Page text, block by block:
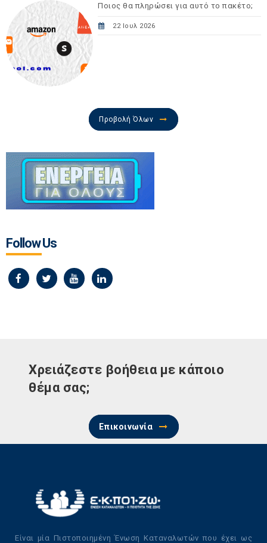
Ποιος θα πληρώσει για αυτό το πακέτο;
22 Ιουλ 2026
Προβολή Όλων
Follow Us
Χρειάζεστε βοήθεια με κάποιο
θέμα σας;
Επικοινωνία
Είναι μία Πιστοποιημένη Ένωση Καταναλωτών που έχει ως